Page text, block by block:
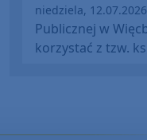
niedziela, 12.07.2026
Publicznej w
korzystać z tzw.